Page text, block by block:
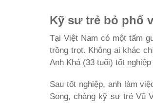
Kỹ sư trẻ bỏ phố
Tại Việt Nam có một tấm
trồng trọt. Không ai khác
Anh Khá (33 tuổi) tốt
Sau tốt nghiệp, anh làm
Song, chàng kỹ sư trẻ Vũ